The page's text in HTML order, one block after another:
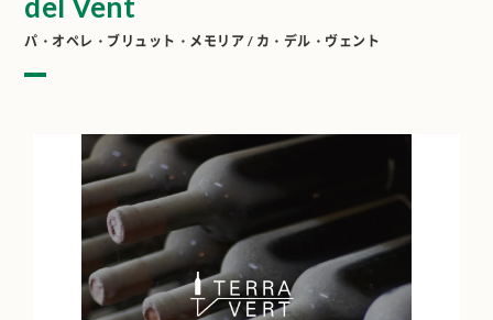
パ・オペレ・ブリュット・メモリア / カ・デル・ヴェント